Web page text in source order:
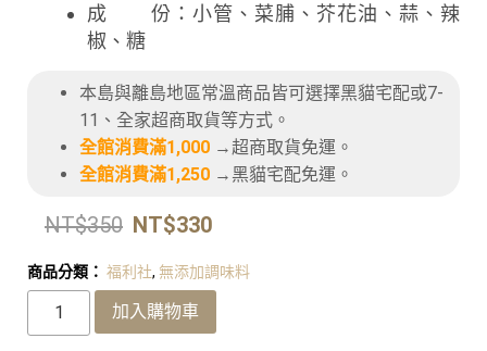
成 份：小管、菜脯、芥花油、蒜、辣
椒、糖
本島與離島地區常溫商品皆可選擇黑貓宅配或7-
11、全家超商取貨等方式。
全館消費滿1,000 →超商取貨免運。
全館消費滿1,250 →黑貓宅配免運。
NT$350 NT$330
商品分類： 福利社, 無添加調味料
加入購物車